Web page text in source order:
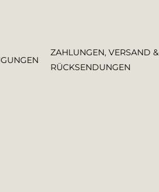
ZAHLUNGEN, VERSAND &
RÜCKSENDUNGEN